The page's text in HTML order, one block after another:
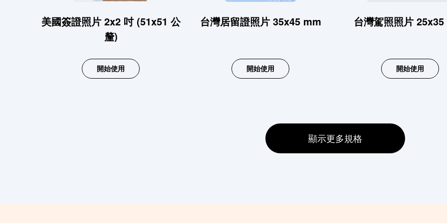
美國簽證照片 2x2 吋 (51x51 公
釐)
開始使用
台灣居留證照片 35x45 mm
開始使用
台灣駕照照片 25x35
開始使用
顯示更多規格